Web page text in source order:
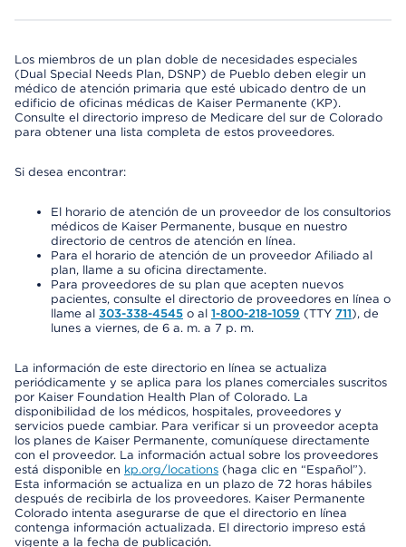
Los miembros de un plan doble de necesidades especiales
(Dual Special Needs Plan, DSNP) de Pueblo deben elegir un
médico de atención primaria que esté ubicado dentro de un
edificio de oficinas médicas de Kaiser Permanente (KP).
Consulte el directorio impreso de Medicare del sur de Colorado
para obtener una lista completa de estos proveedores.
Si desea encontrar:
El horario de atención de un proveedor de los consultorios
médicos de Kaiser Permanente, busque en nuestro
directorio de centros de atención en línea.
Para el horario de atención de un proveedor Afiliado al
plan, llame a su oficina directamente.
Para proveedores de su plan que acepten nuevos
pacientes, consulte el directorio de proveedores en línea o
llame al 303-338-4545 o al 1-800-218-1059 (TTY 711), de
lunes a viernes, de 6 a. m. a 7 p. m.
La información de este directorio en línea se actualiza
periódicamente y se aplica para los planes comerciales suscritos
por Kaiser Foundation Health Plan of Colorado. La
disponibilidad de los médicos, hospitales, proveedores y
servicios puede cambiar. Para verificar si un proveedor acepta
los planes de Kaiser Permanente, comuníquese directamente
con el proveedor. La información actual sobre los proveedores
está disponible en kp.org/locations (haga clic en “Español”).
Esta información se actualiza en un plazo de 72 horas hábiles
después de recibirla de los proveedores. Kaiser Permanente
Colorado intenta asegurarse de que el directorio en línea
contenga información actualizada. El directorio impreso está
vigente a la fecha de publicación.